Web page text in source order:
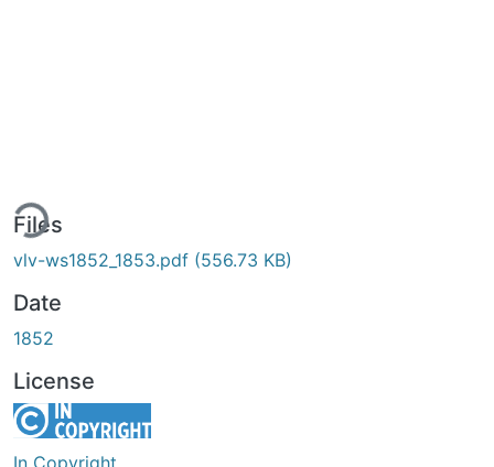
Files
vlv-ws1852_1853.pdf (556.73 KB)
Date
1852
License
In Copyright